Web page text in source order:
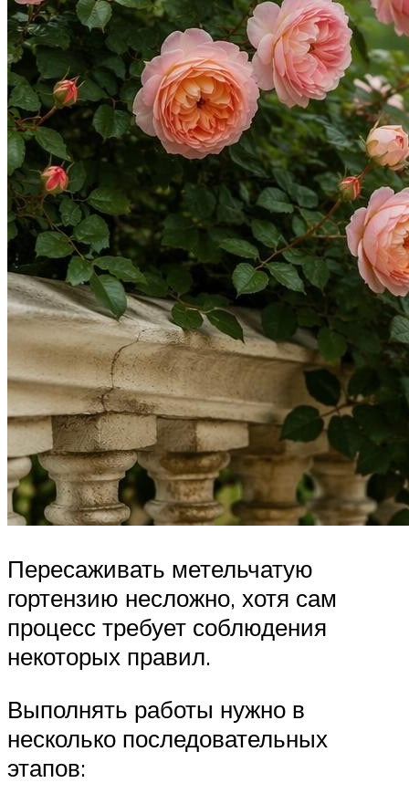
Пересаживать метельчатую
гортензию несложно, хотя сам
процесс требует соблюдения
некоторых правил.
Выполнять работы нужно в
несколько последовательных
этапов: